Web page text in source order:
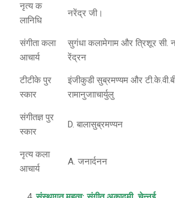
नृत्य क
लानिधि
नरेंद्र जी।
संगीता कला
आचार्य
सुगंधा कलामेगाम और त्रिशूर सी.
रेंद्रन
टीटीके पुर
स्कार
इंजीकुडी सुब्रमण्यम और
रामानुजााचार्युलु
संगीतज्ञ पुर
स्कार
D. बालासुब्रमण्यन
नृत्य कला
आचार्य
A. जनार्दनन